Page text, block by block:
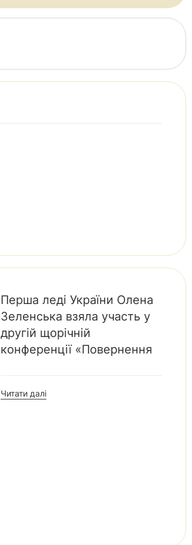
Перша леді України Олена
Зеленська взяла участь у
другій щорічній
конференції «Повернення
Читати далі